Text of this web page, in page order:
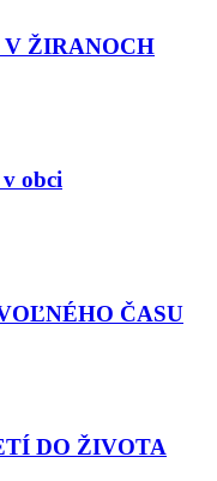
V ŽIRANOCH
obci
ČASU
DO ŽIVOTA